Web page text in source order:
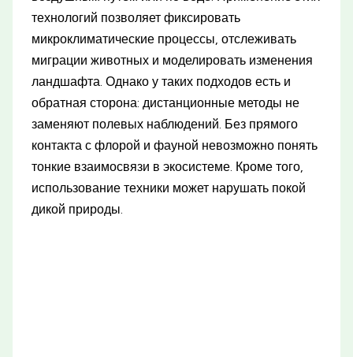
технологий позволяет фиксировать
микроклиматические процессы, отслеживать
миграции животных и моделировать изменения
ландшафта. Однако у таких подходов есть и
обратная сторона: дистанционные методы не
заменяют полевых наблюдений. Без прямого
контакта с флорой и фауной невозможно понять
тонкие взаимосвязи в экосистеме. Кроме того,
использование техники может нарушать покой
дикой природы.